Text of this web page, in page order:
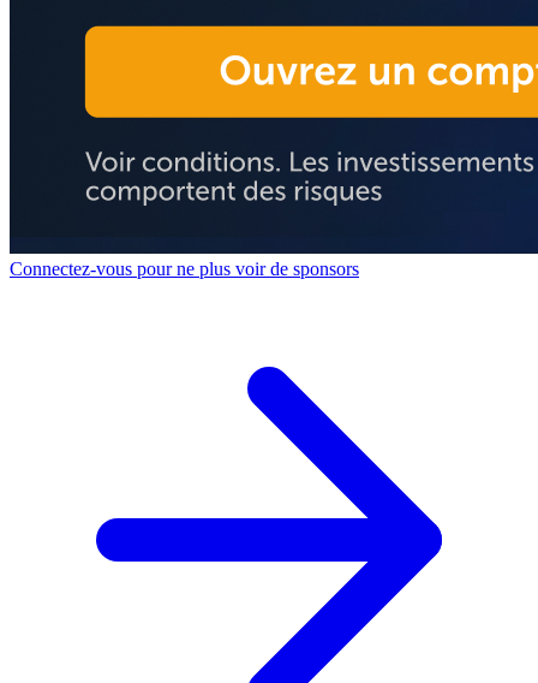
Connectez-vous pour ne plus voir de sponsors